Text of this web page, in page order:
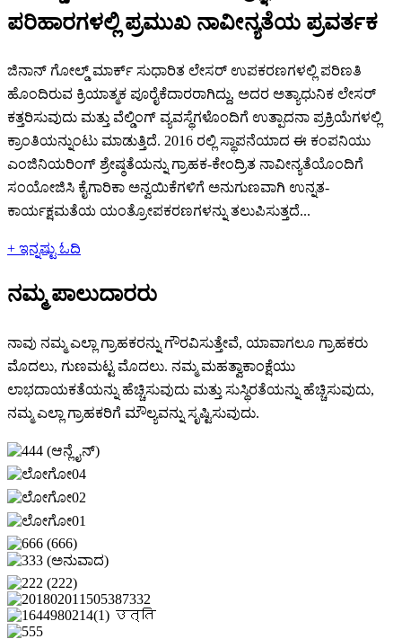
ಪರಿಹಾರಗಳಲ್ಲಿ ಪ್ರಮುಖ ನಾವೀನ್ಯತೆಯ ಪ್ರವರ್ತಕ
ಜಿನಾನ್ ಗೋಲ್ಡ್ ಮಾರ್ಕ್ ಸುಧಾರಿತ ಲೇಸರ್ ಉಪಕರಣಗಳಲ್ಲಿ ಪರಿಣತಿ
ಹೊಂದಿರುವ ಕ್ರಿಯಾತ್ಮಕ ಪೂರೈಕೆದಾರರಾಗಿದ್ದು, ಅದರ ಅತ್ಯಾಧುನಿಕ ಲೇಸರ್
ಕತ್ತರಿಸುವುದು ಮತ್ತು ವೆಲ್ಡಿಂಗ್ ವ್ಯವಸ್ಥೆಗಳೊಂದಿಗೆ ಉತ್ಪಾದನಾ ಪ್ರಕ್ರಿಯೆಗಳಲ್ಲಿ
ಕ್ರಾಂತಿಯನ್ನುಂಟು ಮಾಡುತ್ತಿದೆ. 2016 ರಲ್ಲಿ ಸ್ಥಾಪನೆಯಾದ ಈ ಕಂಪನಿಯು
ಎಂಜಿನಿಯರಿಂಗ್ ಶ್ರೇಷ್ಠತೆಯನ್ನು ಗ್ರಾಹಕ-ಕೇಂದ್ರಿತ ನಾವೀನ್ಯತೆಯೊಂದಿಗೆ
ಸಂಯೋಜಿಸಿ ಕೈಗಾರಿಕಾ ಅನ್ವಯಿಕೆಗಳಿಗೆ ಅನುಗುಣವಾಗಿ ಉನ್ನತ-
ಕಾರ್ಯಕ್ಷಮತೆಯ ಯಂತ್ರೋಪಕರಣಗಳನ್ನು ತಲುಪಿಸುತ್ತದೆ...
+ ಇನ್ನಷ್ಟು ಓದಿ
ನಮ್ಮ ಪಾಲುದಾರರು
ನಾವು ನಮ್ಮ ಎಲ್ಲಾ ಗ್ರಾಹಕರನ್ನು ಗೌರವಿಸುತ್ತೇವೆ, ಯಾವಾಗಲೂ ಗ್ರಾಹಕರು
ಮೊದಲು, ಗುಣಮಟ್ಟ ಮೊದಲು. ನಮ್ಮ ಮಹತ್ವಾಕಾಂಕ್ಷೆಯು
ಲಾಭದಾಯಕತೆಯನ್ನು ಹೆಚ್ಚಿಸುವುದು ಮತ್ತು ಸುಸ್ಥಿರತೆಯನ್ನು ಹೆಚ್ಚಿಸುವುದು,
ನಮ್ಮ ಎಲ್ಲಾ ಗ್ರಾಹಕರಿಗೆ ಮೌಲ್ಯವನ್ನು ಸೃಷ್ಟಿಸುವುದು.